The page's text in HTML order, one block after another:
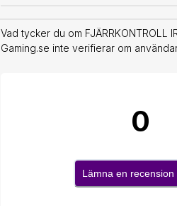
Vad tycker du om
Gaming.se inte verifierar om
0
Lämna en recension